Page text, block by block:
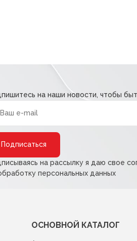
на наши новости, чтобы
на рассылку я даю свое
персональных данных
ОСНОВНОЙ КАТАЛОГ